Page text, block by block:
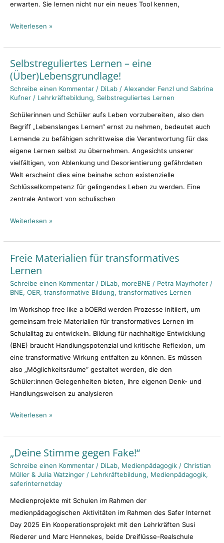
erwarten. Sie lernen nicht nur ein neues Tool kennen,
Weiterlesen »
Selbstreguliertes Lernen – eine
(Über)Lebensgrundlage!
Schreibe einen Kommentar / DiLab /Alexander Fenzl und Sabrina
Kufner / Lehrkräftebildung, Selbstreguliertes Lernen
Schülerinnen und Schüler aufs Leben vorzubereiten, also den
Begriff „Lebenslanges Lernen“ ernst zu nehmen, bedeutet auch
Lernende zu befähigen schrittweise die Verantwortung für das
eigene Lernen selbst zu übernehmen. Angesichts unserer
vielfältigen, von Ablenkung und Desorientierung gefährdeten
Welt erscheint dies eine beinahe schon existenzielle
Schlüsselkompetenz für gelingendes Leben zu werden. Eine
zentrale Antwort von schulischen
Selbstreguliertes
Lernen
–
eine
(Über)Lebensgrundlage!
Weiterlesen »
Freie Materialien für transformatives
Lernen
Schreibe einen Kommentar / DiLab, moreBNE / Petra Mayrhofer /
BNE,OER,transformative Bildung,transformatives Lernen
Im Workshop free like a bOERd werden Prozesse initiiert, um
gemeinsam freie Materialien für transformatives Lernen im
Schulalltag zu entwickeln. Bildung für nachhaltige Entwicklung
(BNE) braucht Handlungspotenzial und kritische Reflexion, um
eine transformative Wirkung entfalten zu können. Es müssen
also „Möglichkeitsräume“ gestaltet werden, die den
Schüler:innen Gelegenheiten bieten, ihre eigenen Denk- und
Handlungsweisen zu analysieren
Freie
Materialien
für
transformatives
Lernen
Weiterlesen »
„Deine Stimme gegen Fake!“
Schreibe einen Kommentar / DiLab, Medienpädagogik /Christian
Müller & Julia Watzinger / Lehrkräftebildung, Medienpädagogik,
saferinternetday
Medienprojekte mit Schulen im Rahmen der
medienpädagogischen Aktivitäten im Rahmen des Safer Internet
Day 2025 Ein Kooperationsprojekt mit den Lehrkräften Susi
Riederer und Marc Hennekes, beide Dreiflüsse-Realschule
„Deine
Stimme
gegen
Fake!“